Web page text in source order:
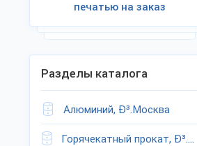
печатью на заказ
Разделы каталога
Алюминий, Ð³.Москва
Горячекатный прокат, Ð³.Москва